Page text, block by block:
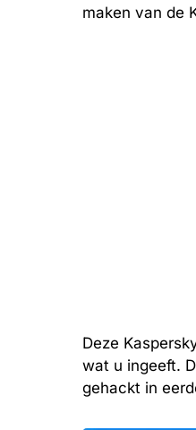
maken van de
Deze
wat u ingeeft.
gehackt in